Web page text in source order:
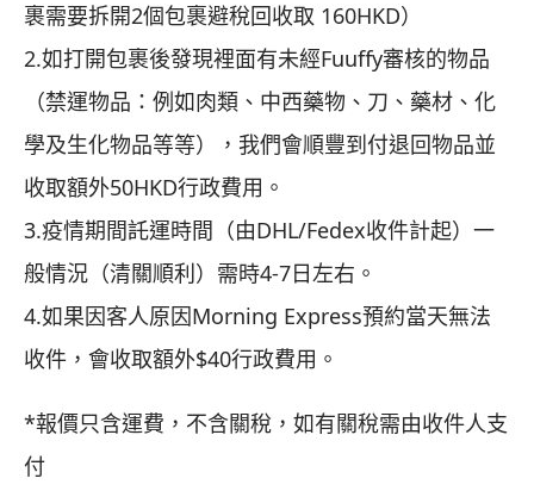
裹需要拆開2個包裹避稅回收取 160HKD）
2.如打開包裹後發現裡面有未經Fuuffy審核的物品
（禁運物品：例如肉類、中西藥物、刀、藥材、化
學及生化物品等等），我們會順豐到付退回物品並
收取額外50HKD行政費用。
3.疫情期間託運時間（由DHL/Fedex收件計起）一
般情況（清關順利）需時4-7日左右。
4.如果因客人原因Morning Express預約當天無法
收件，會收取額外$40行政費用。
*報價只含運費，不含關稅，如有關稅需由收件人支
付